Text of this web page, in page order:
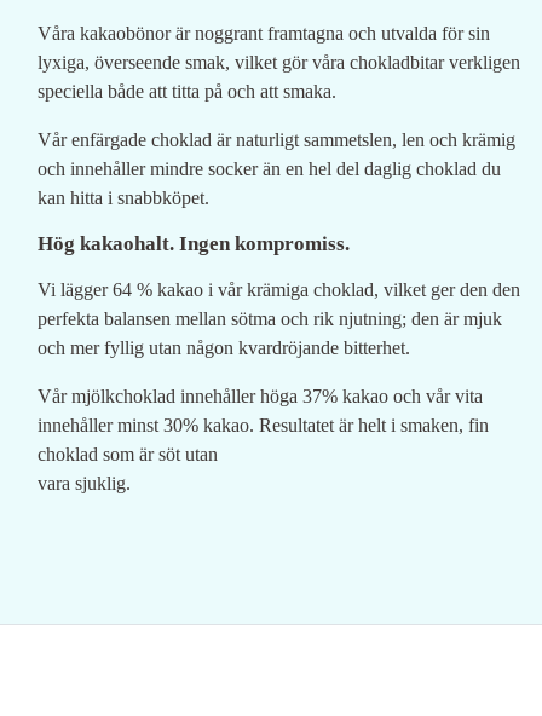
Våra kakaobönor är noggrant framtagna och utvalda för sin
lyxiga, överseende smak, vilket gör våra chokladbitar verkligen
speciella både att titta på och att smaka.
Vår enfärgade choklad är naturligt sammetslen, len och krämig
och innehåller mindre socker än en hel del daglig choklad du
kan hitta i snabbköpet.
Hög kakaohalt. Ingen kompromiss.
Vi lägger 64 % kakao i vår krämiga choklad, vilket ger den den
perfekta balansen mellan sötma och rik njutning; den är mjuk
och mer fyllig utan någon kvardröjande bitterhet.
Vår mjölkchoklad innehåller höga 37% kakao och vår vita
innehåller minst 30% kakao. Resultatet är helt i smaken, fin
choklad som är söt utan
vara sjuklig.